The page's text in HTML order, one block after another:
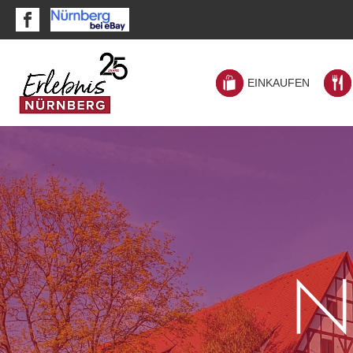
EINKAUFEN